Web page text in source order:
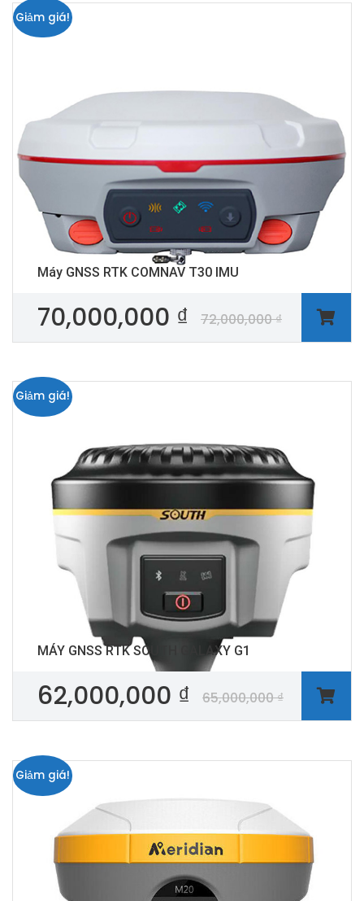
Giảm giá!
Máy GNSS RTK COMNAV T30 IMU
72,000,000₫
70,000,000 ₫
Giảm giá!
MÁY GNSS RTK SOUTH GALAXY G1
65,000,000₫
62,000,000 ₫
Giảm giá!